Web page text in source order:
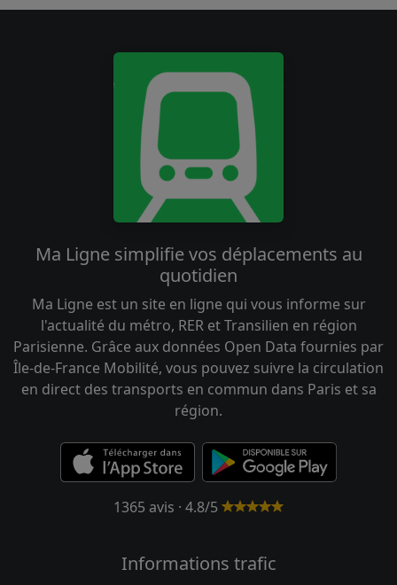
Ma Ligne simplifie vos déplacements au
quotidien
Ma Ligne est un site en ligne qui vous informe sur
l'actualité du métro, RER et Transilien en région
Parisienne. Grâce aux données Open Data fournies par
Île-de-France Mobilité, vous pouvez suivre la circulation
en direct des transports en commun dans Paris et sa
région.
1365 avis · 4.8/5
Informations trafic